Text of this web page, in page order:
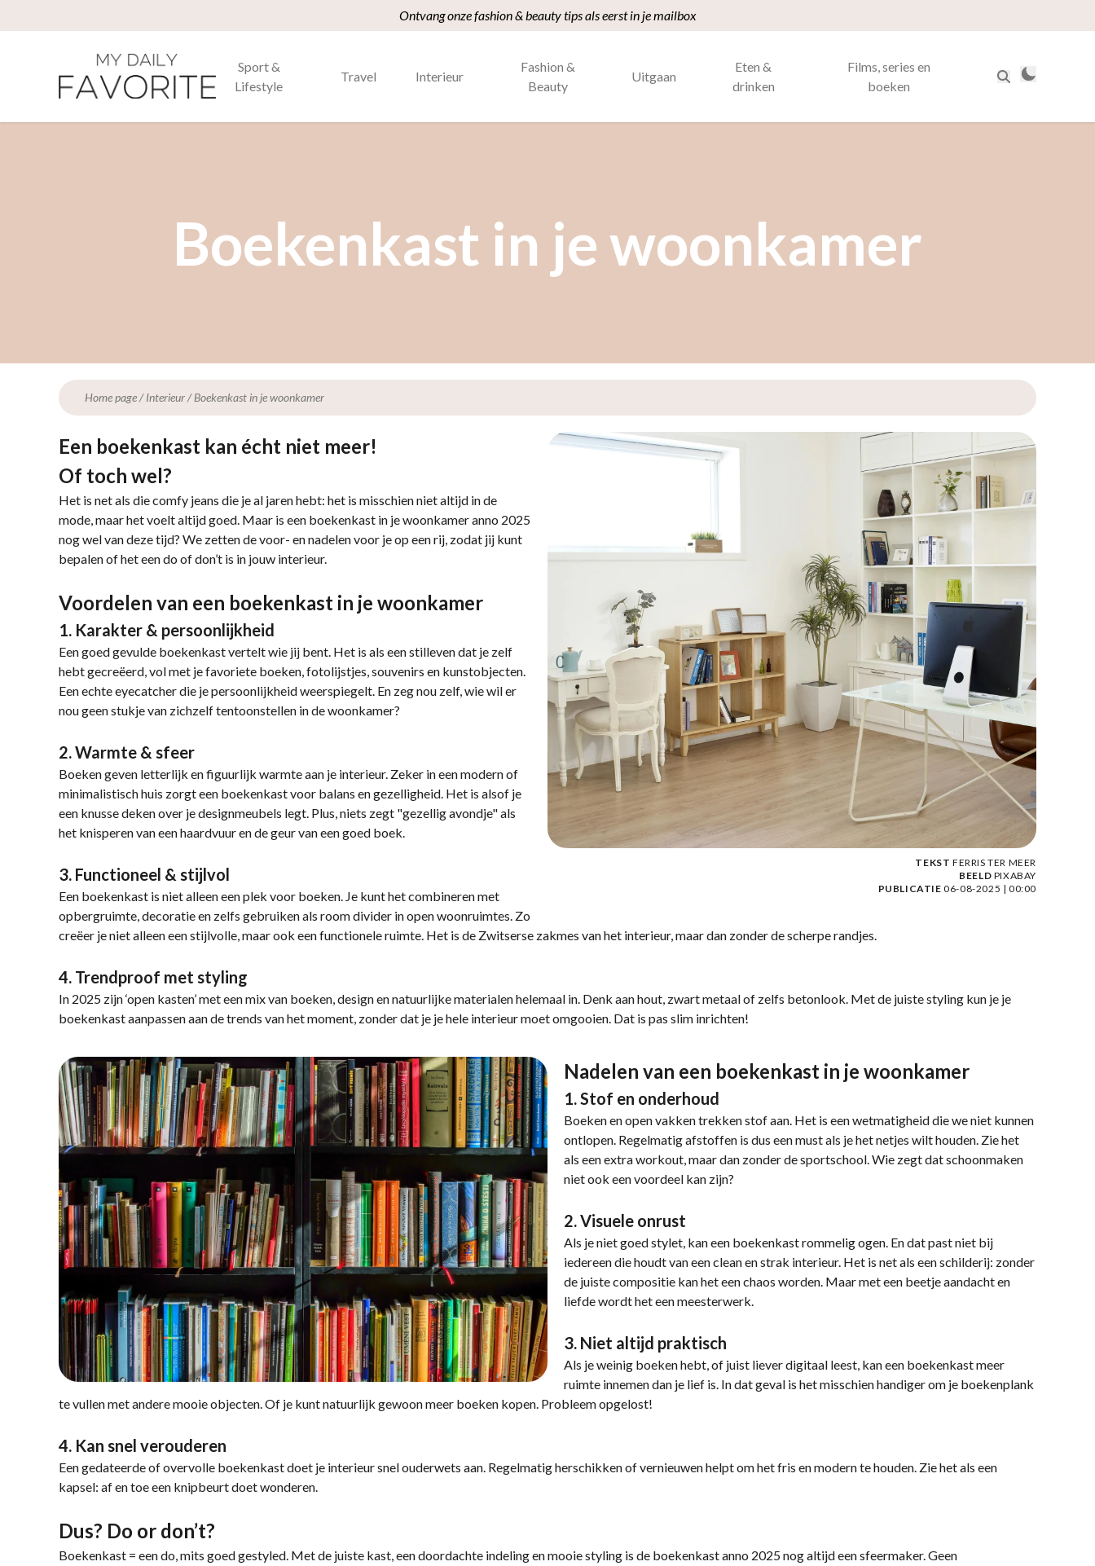
Ontvang onze fashion & beauty tips als eerst in je mailbox
Sport &
Lifestyle
Travel Interieur
Fashion &
Beauty
Uitgaan
Eten &
drinken
Films, series en
boeken
Boekenkast in je woonkamer
Home page/Interieur/Boekenkast in je woonkamer
TEKST FERRIS TER MEER
BEELD PIXABAY
PUBLICATIE06-08-2025 | 00:00
Een boekenkast kan écht niet meer!
Of toch wel?
Het is net als die comfy jeans die je al jaren hebt: het is misschien niet altijd in de
mode, maar het voelt altijd goed. Maar is een boekenkast in je woonkamer anno 2025
nog wel van deze tijd? We zetten de voor- en nadelen voor je op een rij, zodat jij kunt
bepalen of het een do of don’t is in jouw interieur.
Voordelen van een boekenkast in je woonkamer
1. Karakter & persoonlijkheid
Een goed gevulde boekenkast vertelt wie jij bent. Het is als een stilleven dat je zelf
hebt gecreëerd, vol met je favoriete boeken, fotolijstjes, souvenirs en kunstobjecten.
Een echte eyecatcher die je persoonlijkheid weerspiegelt. En zeg nou zelf, wie wil er
nou geen stukje van zichzelf tentoonstellen in de woonkamer?
2. Warmte & sfeer
Boeken geven letterlijk en figuurlijk warmte aan je interieur. Zeker in een modern of
minimalistisch huis zorgt een boekenkast voor balans en gezelligheid. Het is alsof je
een knusse deken over je designmeubels legt. Plus, niets zegt "gezellig avondje" als
het knisperen van een haardvuur en de geur van een goed boek.
3. Functioneel & stijlvol
Een boekenkast is niet alleen een plek voor boeken. Je kunt het combineren met
opbergruimte, decoratie en zelfs gebruiken als room divider in open woonruimtes. Zo
creëer je niet alleen een stijlvolle, maar ook een functionele ruimte. Het is de Zwitserse zakmes van het interieur, maar dan zonder de scherpe randjes.
4. Trendproof met styling
In 2025 zijn ‘open kasten’ met een mix van boeken, design en natuurlijke materialen helemaal in. Denk aan hout, zwart metaal of zelfs betonlook. Met de juiste styling kun je je
boekenkast aanpassen aan de trends van het moment, zonder dat je je hele interieur moet omgooien. Dat is pas slim inrichten!
Nadelen van een boekenkast in je woonkamer
1. Stof en onderhoud
Boeken en open vakken trekken stof aan. Het is een wetmatigheid die we niet kunnen
ontlopen. Regelmatig afstoffen is dus een must als je het netjes wilt houden. Zie het
als een extra workout, maar dan zonder de sportschool. Wie zegt dat schoonmaken
niet ook een voordeel kan zijn?
2. Visuele onrust
Als je niet goed stylet, kan een boekenkast rommelig ogen. En dat past niet bij
iedereen die houdt van een clean en strak interieur. Het is net als een schilderij: zonder
de juiste compositie kan het een chaos worden. Maar met een beetje aandacht en
liefde wordt het een meesterwerk.
3. Niet altijd praktisch
Als je weinig boeken hebt, of juist liever digitaal leest, kan een boekenkast meer
ruimte innemen dan je lief is. In dat geval is het misschien handiger om je boekenplank
te vullen met andere mooie objecten. Of je kunt natuurlijk gewoon meer boeken kopen. Probleem opgelost!
4. Kan snel verouderen
Een gedateerde of overvolle boekenkast doet je interieur snel ouderwets aan. Regelmatig herschikken of vernieuwen helpt om het fris en modern te houden. Zie het als een
kapsel: af en toe een knipbeurt doet wonderen.
Dus? Do or don’t?
Boekenkast = een do, mits goed gestyled. Met de juiste kast, een doordachte indeling en mooie styling is de boekenkast anno 2025 nog altijd een sfeermaker. Geen